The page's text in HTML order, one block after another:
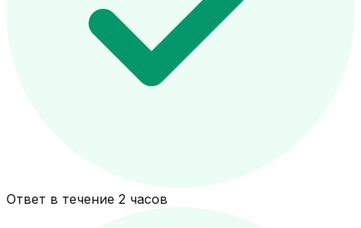
Ответ в течение 2 часов